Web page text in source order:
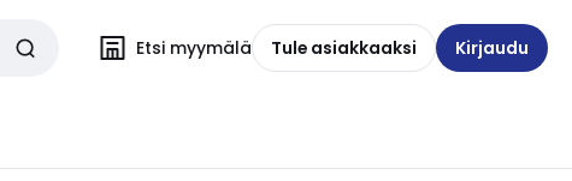
Etsi myymälä Tule asiakkaaksi Kirjaudu